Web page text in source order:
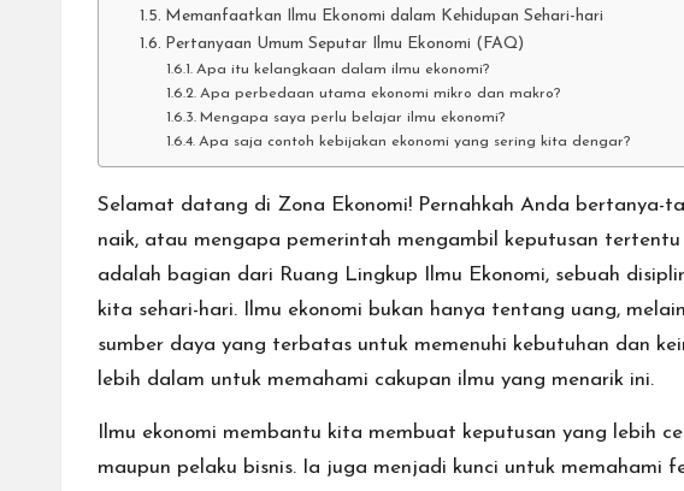
Memanfaatkan Ilmu Ekonomi dalam Kehidupan Sehari-hari
Pertanyaan Umum Seputar Ilmu Ekonomi (FAQ)
Apa itu kelangkaan dalam ilmu ekonomi?
Apa perbedaan utama ekonomi mikro dan makro?
Mengapa saya perlu belajar ilmu ekonomi?
Apa saja contoh kebijakan ekonomi yang sering kita dengar?
Selamat datang di Zona Ekonomi! Pernahkah Anda bertanya-
naik, atau mengapa pemerintah mengambil keputusan
adalah bagian dari Ruang Lingkup Ilmu Ekonomi, sebuah
kita sehari-hari. Ilmu ekonomi bukan hanya tentang uang,
sumber daya yang terbatas untuk memenuhi kebutuhan dan
lebih dalam untuk memahami cakupan ilmu yang menarik ini.
Ilmu ekonomi membantu kita membuat keputusan yang lebih
maupun pelaku bisnis. Ia juga menjadi kunci untuk memahami